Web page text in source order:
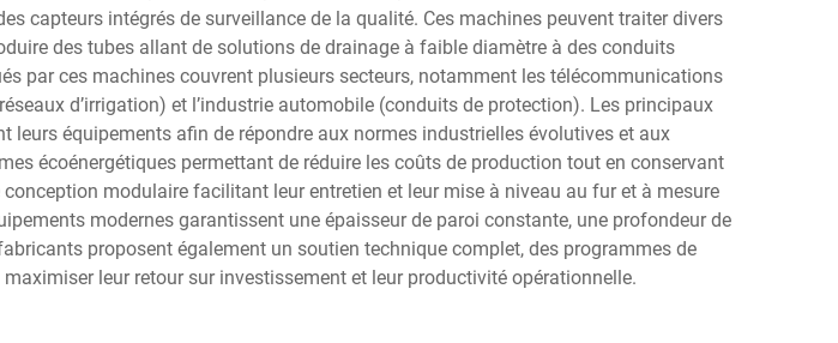
capteurs intégrés de surveillance de la qualité. Ces machines peuvent traiter divers
des tubes allant de solutions de drainage à faible diamètre à des conduits
par ces machines couvrent plusieurs secteurs, notamment les télécommunications
d’irrigation) et l’industrie automobile (conduits de protection). Les principaux
équipements afin de répondre aux normes industrielles évolutives et aux
écoénergétiques permettant de réduire les coûts de production tout en conservant
modulaire facilitant leur entretien et leur mise à niveau au fur et à mesure
modernes garantissent une épaisseur de paroi constante, une profondeur de
proposent également un soutien technique complet, des programmes de
leur retour sur investissement et leur productivité opérationnelle.